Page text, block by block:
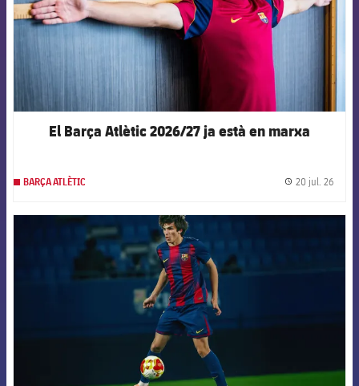
El Barça Atlètic 2026/27 ja està en marxa
BARÇA ATLÈTIC 20 jul. 26
FCB Barcelona badge